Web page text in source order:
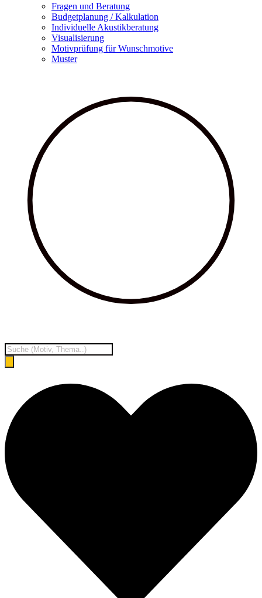
Fragen und Beratung
Budgetplanung / Kalkulation
Individuelle Akustikberatung
Visualisierung
Motivprüfung für Wunschmotive
Muster
Products
search